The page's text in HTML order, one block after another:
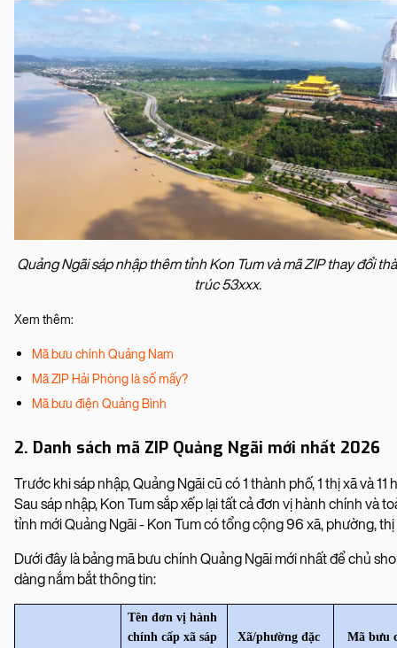
Quảng Ngãi sáp nhập thêm tỉnh Kon Tum và mã ZIP thay đổi
trúc 53xxx.
Xem thêm:
Mã bưu chính Quảng Nam
Mã ZIP Hải Phòng là số mấy?
Mã bưu điện Quảng Bình
2. Danh sách mã ZIP Quảng Ngãi mới nhất 2026
Trước khi sáp nhập, Quảng Ngãi cũ có 1 thành phố, 1 thị xã và 11
Sau sáp nhập, Kon Tum sắp xếp lại tất cả đơn vị hành chính và
tỉnh mới Quảng Ngãi - Kon Tum có tổng cộng 96 xã, phường,
Dưới đây là bảng mã bưu chính Quảng Ngãi mới nhất để chủ
dàng nắm bắt thông tin:
Tên đơn vị hành
chính cấp xã sáp
Xã/phường đặc
Mã bưu